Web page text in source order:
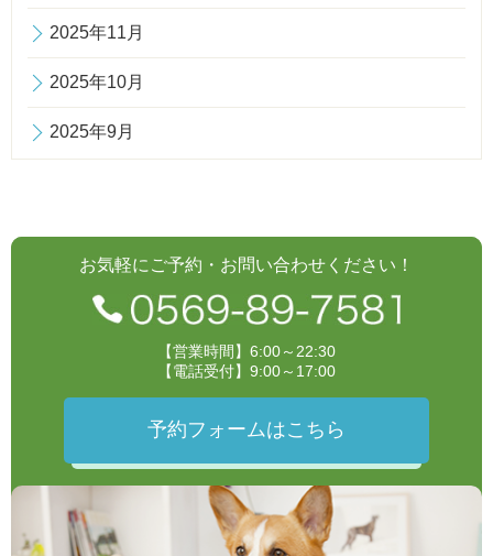
2025年11月
2025年10月
2025年9月
お気軽にご予約・お問い合わせください！
【営業時間】6:00～22:30
【電話受付】9:00～17:00
予約フォームはこちら